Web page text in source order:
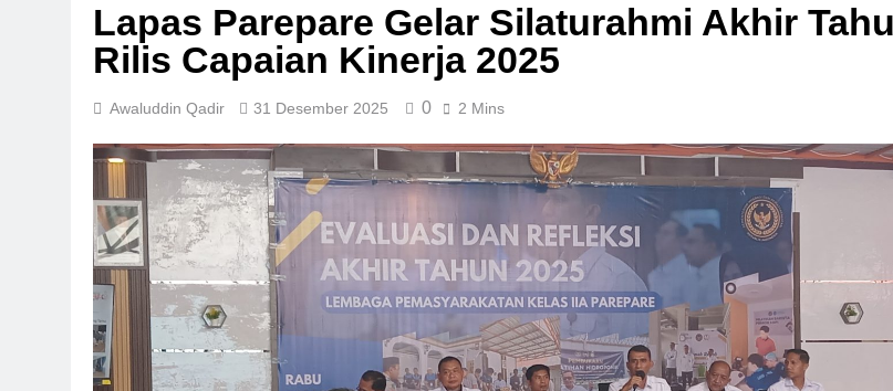
Lapas Parepare Gelar Silaturahmi Akhir
Rilis Capaian Kinerja 2025
Awaluddin Qadir 31 Desember 2025 0 2 Mins